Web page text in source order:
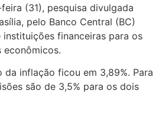
(31), pesquisa divulgada
pelo Banco Central (BC)
financeiras para os
econômicos.
da inflação ficou em 3,89%. Para
são de 3,5% para os dois